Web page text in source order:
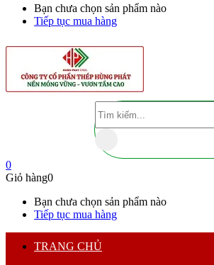
Bạn chưa chọn sản phẩm nào
Tiếp tục mua hàng
0
Giỏ hàng0
Bạn chưa chọn sản phẩm nào
Tiếp tục mua hàng
TRANG CHỦ